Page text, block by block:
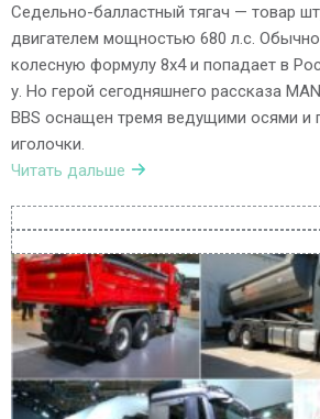
Седельно-балластный тягач — товар
двигателем мощностью 680 л.с. Обычно
колесную формулу 8х4 и попадает в
у. Но герой сегодняшнего рассказа
BBS оснащен тремя ведущими осями и
иголочки.
Читать дальше